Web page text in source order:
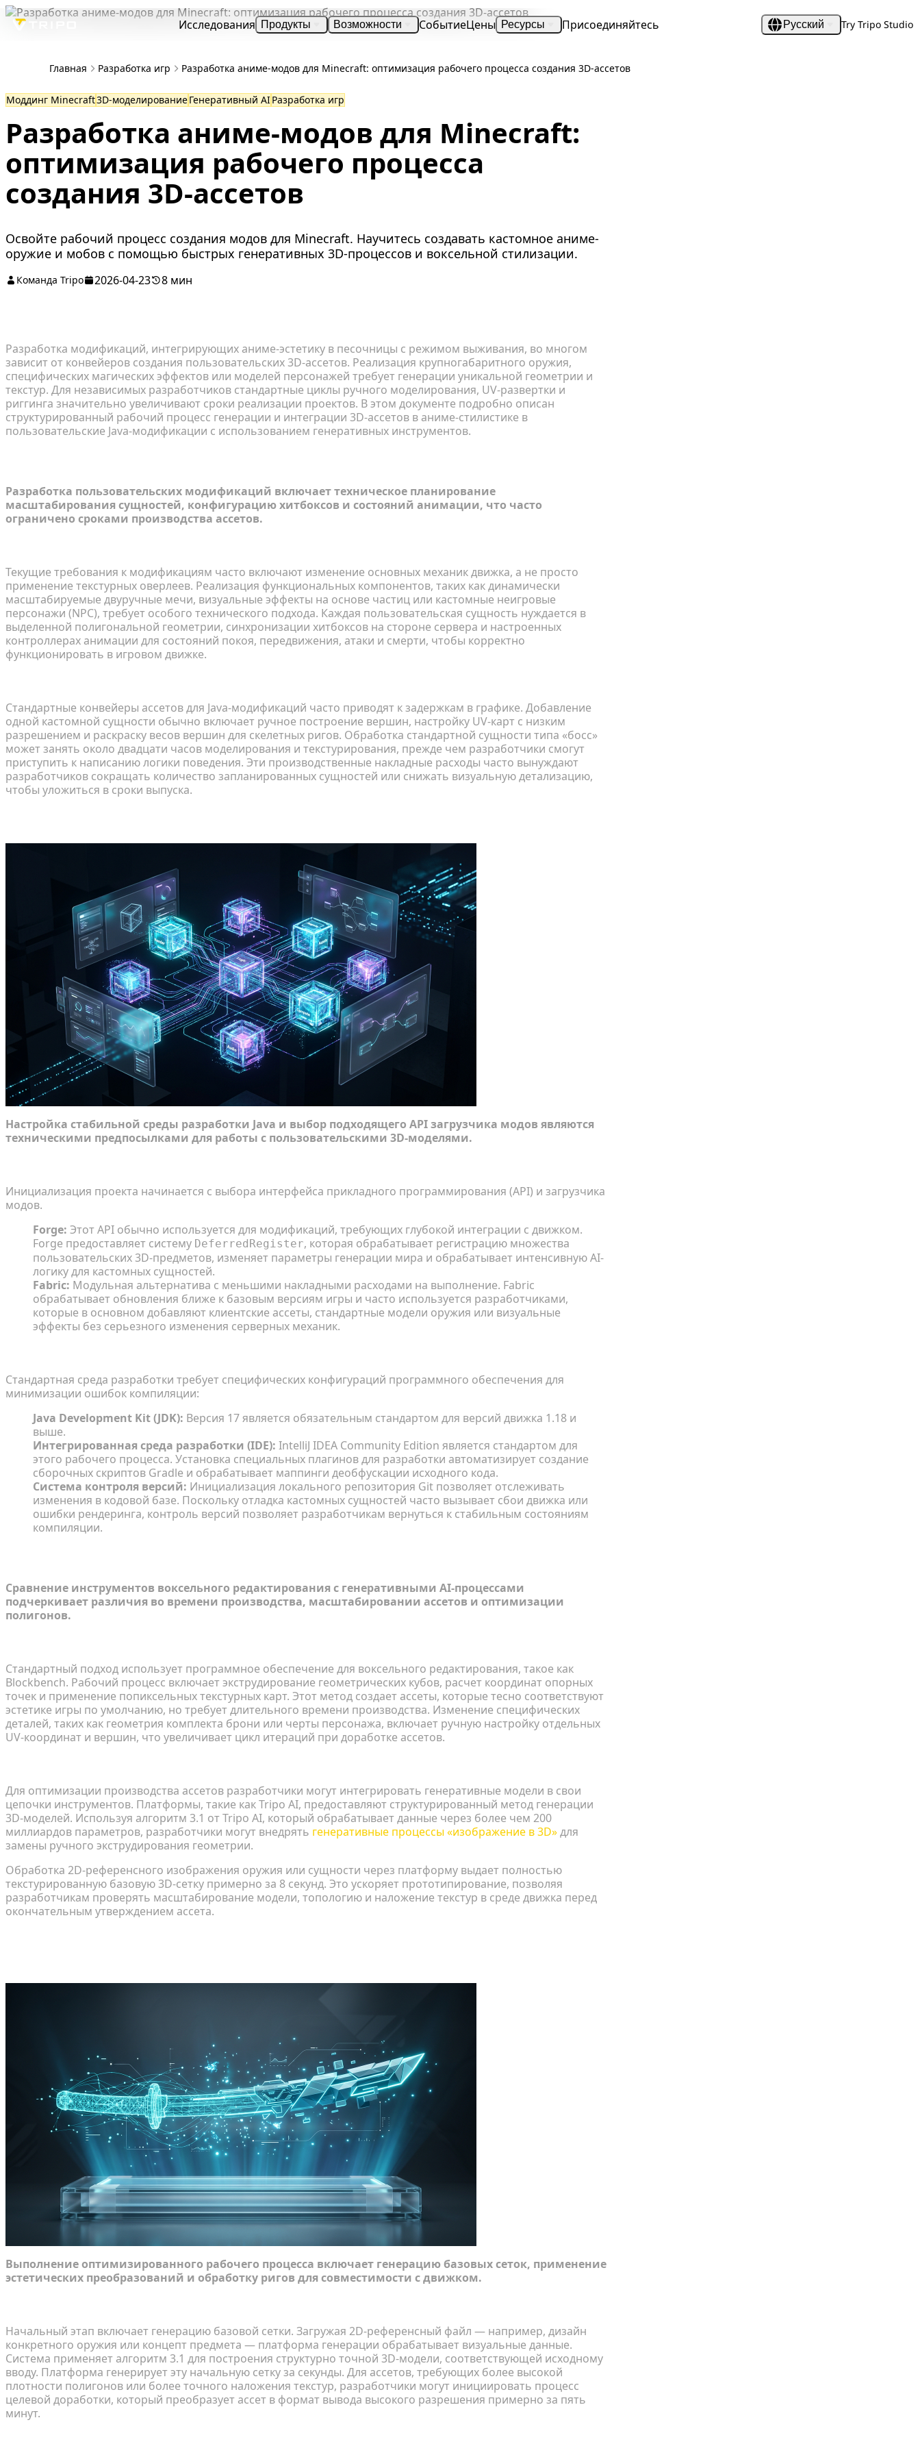
Исследования Продукты Возможности СобытиеЦены Ресурсы Присоединяйтесь Русский Try Tripo Studio
Главная Разработка игр Разработка аниме-модов для Minecraft: оптимизация рабочего процесса создания 3D-ассетов
Моддинг Minecraft3D-моделированиеГенеративный AIРазработка игр
Разработка аниме-модов для Minecraft:
оптимизация рабочего процесса
создания 3D-ассетов
Освойте рабочий процесс создания модов для Minecraft. Научитесь создавать кастомное аниме-
оружие и мобов с помощью быстрых генеративных 3D-процессов и воксельной стилизации.
Команда Tripo 2026-04-23 8 мин
Разработка модификаций, интегрирующих аниме-эстетику в песочницы с режимом выживания, во многом
зависит от конвейеров создания пользовательских 3D-ассетов. Реализация крупногабаритного оружия,
специфических магических эффектов или моделей персонажей требует генерации уникальной геометрии и
текстур. Для независимых разработчиков стандартные циклы ручного моделирования, UV-развертки и
риггинга значительно увеличивают сроки реализации проектов. В этом документе подробно описан
структурированный рабочий процесс генерации и интеграции 3D-ассетов в аниме-стилистике в
пользовательские Java-модификации с использованием генеративных инструментов.
Разработка пользовательских модификаций включает техническое планирование
масштабирования сущностей, конфигурацию хитбоксов и состояний анимации, что часто
ограничено сроками производства ассетов.
Текущие требования к модификациям часто включают изменение основных механик движка, а не просто
применение текстурных оверлеев. Реализация функциональных компонентов, таких как динамически
масштабируемые двуручные мечи, визуальные эффекты на основе частиц или кастомные неигровые
персонажи (NPC), требует особого технического подхода. Каждая пользовательская сущность нуждается в
выделенной полигональной геометрии, синхронизации хитбоксов на стороне сервера и настроенных
контроллерах анимации для состояний покоя, передвижения, атаки и смерти, чтобы корректно
функционировать в игровом движке.
Стандартные конвейеры ассетов для Java-модификаций часто приводят к задержкам в графике. Добавление
одной кастомной сущности обычно включает ручное построение вершин, настройку UV-карт с низким
разрешением и раскраску весов вершин для скелетных ригов. Обработка стандартной сущности типа «босс»
может занять около двадцати часов моделирования и текстурирования, прежде чем разработчики смогут
приступить к написанию логики поведения. Эти производственные накладные расходы часто вынуждают
разработчиков сокращать количество запланированных сущностей или снижать визуальную детализацию,
чтобы уложиться в сроки выпуска.
Настройка стабильной среды разработки Java и выбор подходящего API загрузчика модов являются
техническими предпосылками для работы с пользовательскими 3D-моделями.
Инициализация проекта начинается с выбора интерфейса прикладного программирования (API) и загрузчика
модов.
Forge: Этот API обычно используется для модификаций, требующих глубокой интеграции с движком.
Forge предоставляет систему DeferredRegister, которая обрабатывает регистрацию множества
пользовательских 3D-предметов, изменяет параметры генерации мира и обрабатывает интенсивную AI-
логику для кастомных сущностей.
Fabric: Модульная альтернатива с меньшими накладными расходами на выполнение. Fabric
обрабатывает обновления ближе к базовым версиям игры и часто используется разработчиками,
которые в основном добавляют клиентские ассеты, стандартные модели оружия или визуальные
эффекты без серьезного изменения серверных механик.
Стандартная среда разработки требует специфических конфигураций программного обеспечения для
минимизации ошибок компиляции:
Java Development Kit (JDK): Версия 17 является обязательным стандартом для версий движка 1.18 и
выше.
Интегрированная среда разработки (IDE): IntelliJ IDEA Community Edition является стандартом для
этого рабочего процесса. Установка специальных плагинов для разработки автоматизирует создание
сборочных скриптов Gradle и обрабатывает маппинги деобфускации исходного кода.
Система контроля версий: Инициализация локального репозитория Git позволяет отслеживать
изменения в кодовой базе. Поскольку отладка кастомных сущностей часто вызывает сбои движка или
ошибки рендеринга, контроль версий позволяет разработчикам вернуться к стабильным состояниям
компиляции.
Сравнение инструментов воксельного редактирования с генеративными AI-процессами
подчеркивает различия во времени производства, масштабировании ассетов и оптимизации
полигонов.
Стандартный подход использует программное обеспечение для воксельного редактирования, такое как
Blockbench. Рабочий процесс включает экструдирование геометрических кубов, расчет координат опорных
точек и применение попиксельных текстурных карт. Этот метод создает ассеты, которые тесно соответствуют
эстетике игры по умолчанию, но требует длительного времени производства. Изменение специфических
деталей, таких как геометрия комплекта брони или черты персонажа, включает ручную настройку отдельных
UV-координат и вершин, что увеличивает цикл итераций при доработке ассетов.
Для оптимизации производства ассетов разработчики могут интегрировать генеративные модели в свои
цепочки инструментов. Платформы, такие как Tripo AI, предоставляют структурированный метод генерации
3D-моделей. Используя алгоритм 3.1 от Tripo AI, который обрабатывает данные через более чем 200
миллиардов параметров, разработчики могут внедрять генеративные процессы «изображение в 3D»для
замены ручного экструдирования геометрии.
Обработка 2D-референсного изображения оружия или сущности через платформу выдает полностью
текстурированную базовую 3D-сетку примерно за 8 секунд. Это ускоряет прототипирование, позволяя
разработчикам проверять масштабирование модели, топологию и наложение текстур в среде движка перед
окончательным утверждением ассета.
Выполнение оптимизированного рабочего процесса включает генерацию базовых сеток, применение
эстетических преобразований и обработку ригов для совместимости с движком.
Начальный этап включает генерацию базовой сетки. Загружая 2D-референсный файл — например, дизайн
конкретного оружия или концепт предмета — платформа генерации обрабатывает визуальные данные.
Система применяет алгоритм 3.1 для построения структурно точной 3D-модели, соответствующей исходному
вводу. Платформа генерирует эту начальную сетку за секунды. Для ассетов, требующих более высокой
плотности полигонов или более точного наложения текстур, разработчики могут инициировать процесс
целевой доработки, который преобразует ассет в формат вывода высокого разрешения примерно за пять
минут.